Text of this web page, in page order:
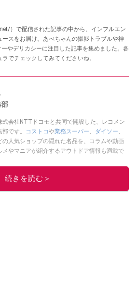
）で配信された記事の中から、インフルエン
スをお届け。あべちゃんの撮影トラブルや神
やデリカシーに注目した記事を集めました。各
でチェックしてみてくださいね。
部
会社NTTドコモと共同で開設した、レコメン
です。
コストコや業務スーパー ダイソー
の人気ショップの隠れた名品を、コラムや動画
やマニアが紹介するアウトドア情報も満載で
ンド情報をお届けしているので、ぜひ
さい！
続きを読む＞